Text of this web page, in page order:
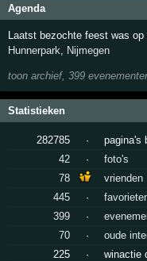
Agenda
Laatst bezochte feest was
Hunnerpark
Nijmegen
toon archief, 399
Statistieken
282785 ·
pagina's
42
·
foto's
78
vrienden
445
·
399
·
70
·
oude
225
·
winactie